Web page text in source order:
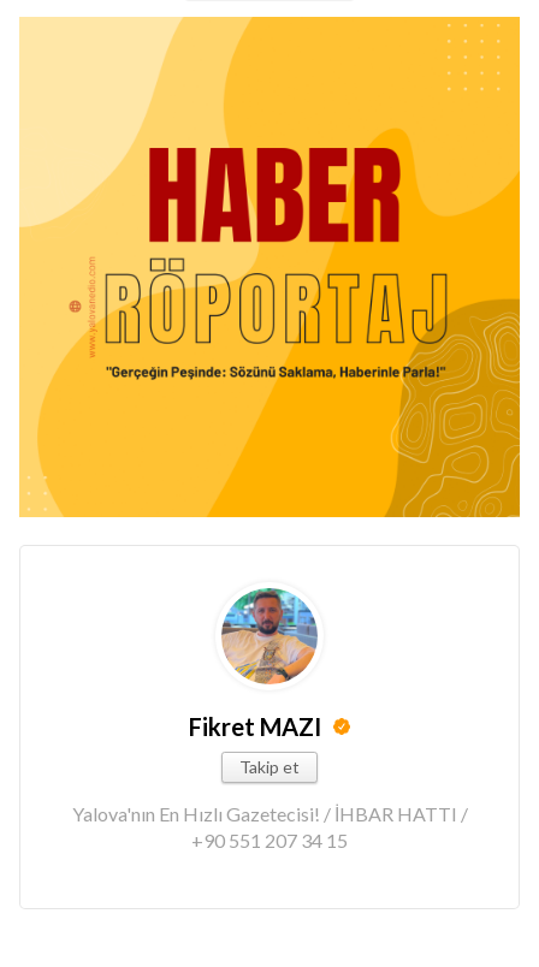
Fikret MAZI
Takip et
Yalova'nın En Hızlı Gazetecisi! / İHBAR HATTI /
+90 551 207 34 15